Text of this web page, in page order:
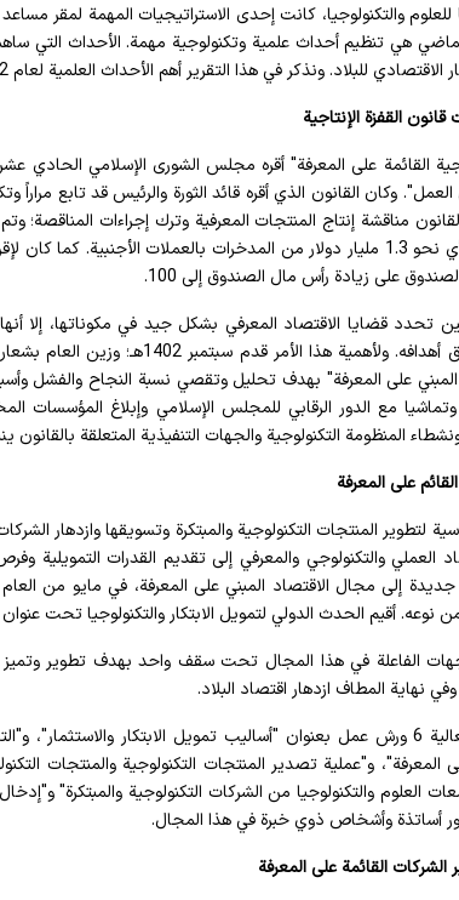
للعلوم والتكنولوجيا، كانت إحدى الاستراتيجيات المهمة لمقر
هي تنظيم أحداث علمية وتكنولوجية مهمة. الأحداث التي
للبلاد. ونذكر في هذا التقرير أهم الأحداث العلمية لعام 1402هـ والتي أقيمت لأول مرة في ايران.
القفزة الإنتاجية
وكان القانون الذي أقره قائد الثورة والرئيس قد تابع مراراً
مناقشة إنتاج المنتجات المعرفية وترك إجراءات المناقصة؛
160 مليون دولار، أي نحو 1.3 مليار دولار من المدخرات بالعملات
على زيادة رأس مال الصندوق إلى 100.
تحدد قضايا الاقتصاد المعرفي بشكل جيد في مكوناتها، إلا
الروح اللازمة لتحقيق أهدافه.
على المعرفة" بهدف تحليل وتقصي نسبة النجاح والفشل
وتماشيا مع الدور الرقابي للمجلس الإسلامي وإبلاغ المؤسسات
المنظومة التكنولوجية والجهات التنفيذية المتعلقة
على المعرفة
لتطوير المنتجات التكنولوجية والمبتكرة وتسويقها وازدهار
العملي والتكنولوجي والمعرفي إلى تقديم القدرات التمويلية
إلى مجال الاقتصاد المبني على المعرفة، في مايو من
من نوعه. أقيم الحدث الدولي لتمويل الابتكار والتكنولوجيا تحت
الفاعلة في هذا المجال تحت سقف واحد بهدف تطوير وتميز
وفي نهاية المطاف ازدهار اقتصاد البلاد.
وتقام في هذه الفعالية 6 ورش عمل بعنوان "أساليب تمويل الابتكار
المعرفة"، و"عملية تصدير المنتجات التكنولوجية والمنتجات
العلوم والتكنولوجيا من الشركات التكنولوجية والمبتكرة"
أساتذة وأشخاص ذوي خبرة في هذا المجال.
القائمة على المعرفة